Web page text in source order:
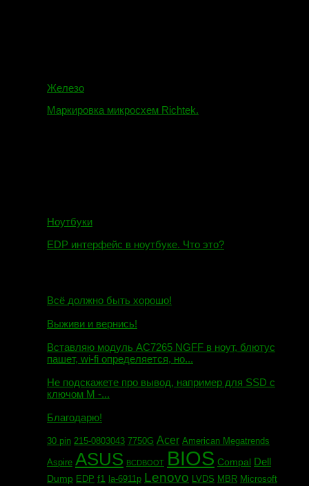
Железо
Маркировка микросхем Richtek.
Ноутбуки
EDP интерфейс в ноутбуке. Что это?
Всё должно быть хорошо!
Выживи и вернись!
Вставляю модуль AC7265 NGFF в ноут, блютус
пашет, wi-fi определяется, но...
Не подскажете про вывод, например для SSD c
ключом М -...
Благодарю!
30 pin 215-0803043 7750G Acer American Megatrends
Aspire ASUS BCDBOOT BIOS Compal Dell
Dump EDP f1 la-6911p Lenovo LVDS MBR Microsoft